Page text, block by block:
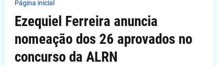
Página inicial
Ezequiel Ferreira anuncia
nomeação dos 26 aprovados no
concurso da ALRN